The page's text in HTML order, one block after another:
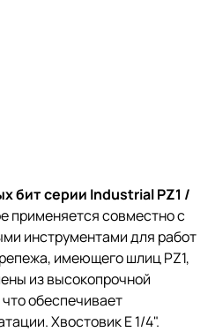
бит серии Industrial PZ1 /
применяется совместно с
инструментами для работ
имеющего шлиц PZ1,
из высокопрочной
обеспечивает
Хвостовик E 1/4".